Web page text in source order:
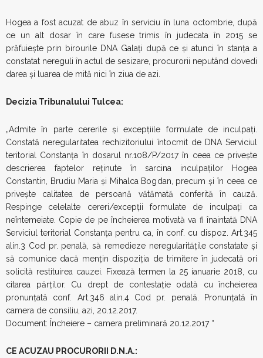
Hogea a fost acuzat de abuz în serviciu în luna octombrie, după
ce un alt dosar în care fusese trimis în judecata în 2015 se
prăfuieşte prin birourile DNA Galaţi după ce şi atunci în stanţa a
constatat nereguli în actul de sesizare, procurorii neputând dovedi
darea şi luarea de mită nici în ziua de azi.
Decizia Tribunalului Tulcea:
„Admite în parte cererile şi excepţiile formulate de inculpaţi.
Constată neregularitatea rechizitoriului întocmit de DNA Serviciul
teritorial Constanţa în dosarul nr.108/P/2017 în ceea ce priveşte
descrierea faptelor reţinute în sarcina inculpaţilor Hogea
Constantin, Brudiu Maria şi Mihalca Bogdan, precum şi în ceea ce
priveşte calitatea de persoană vătămată conferită în cauză.
Respinge celelalte cereri/excepţii formulate de inculpaţi ca
neîntemeiate. Copie de pe încheierea motivată va fi înaintată DNA
Serviciul teritorial Constanţa pentru ca, în conf. cu dispoz. Art.345
alin.3 Cod pr. penală, să remedieze neregularităţile constatate şi
să comunice dacă menţin dispoziţia de trimitere în judecată ori
solicită restituirea cauzei. Fixează termen la 25 ianuarie 2018, cu
citarea părţilor. Cu drept de contestaţie odată cu încheierea
pronunţată conf. Art.346 alin.4 Cod pr. penală. Pronunţată în
camera de consiliu, azi, 20.12.2017.
Document: Încheiere – camera preliminară 20.12.2017 “
CE ACUZAU PROCURORII D.N.A.: